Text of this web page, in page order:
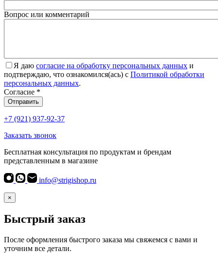
Вопрос или комментарий
Я даю согласие на обработку персональных данных и
подтверждаю, что ознакомился(ась) с Политикой обработки
персональных данных.
Согласие *
Отправить
+7 (921) 937-92-37
Заказать звонок
Бесплатная консультация по продуктам и брендам
представленным в магазине
info@strigishop.ru
×
Быстрый заказ
После оформления быстрого заказа мы свяжемся с вами и
уточним все детали.